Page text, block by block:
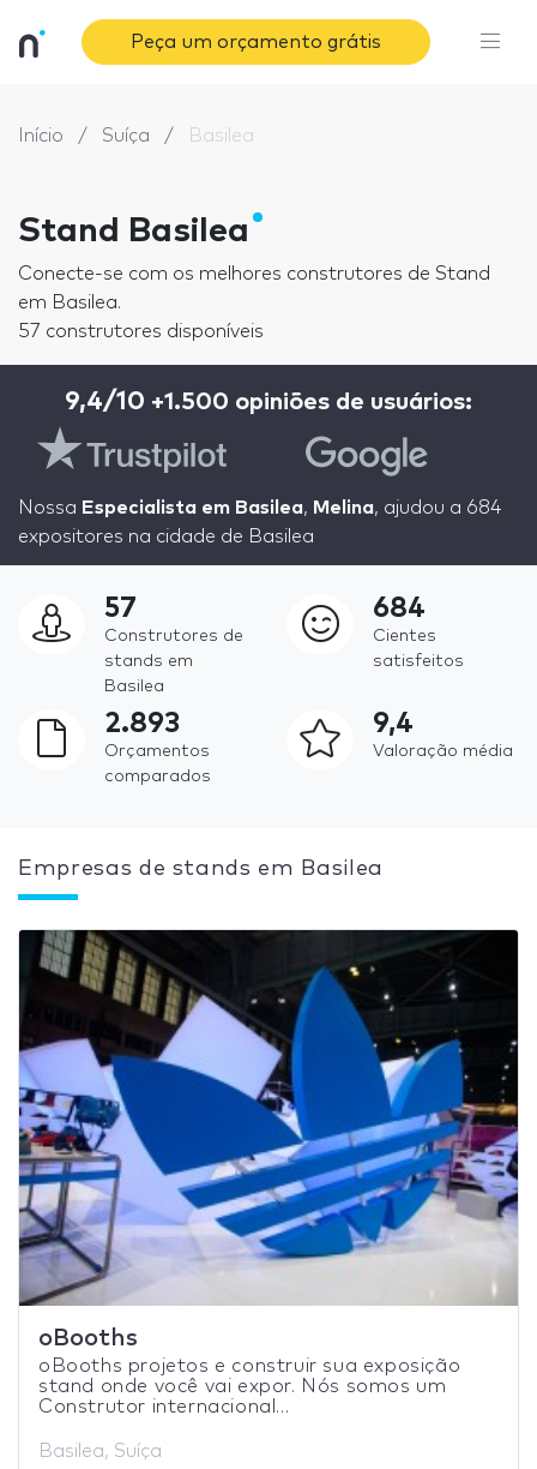
Peça um orçamento grátis
Início Suíça Basilea
Stand Basilea
Conecte-se com os melhores construtores de Stand
em Basilea.
57 construtores disponíveis
9,4/10 +1.500 opiniões de usuários:
Nossa Especialista em Basilea, Melina, ajudou a 684
expositores na cidade de Basilea
57
Construtores de
stands em
Basilea
684
Cientes
satisfeitos
2.893
Orçamentos
comparados
9,4
Valoração média
Empresas de stands em Basilea
oBooths
oBooths projetos e construir sua exposição
stand onde você vai expor. Nós somos um
Construtor internacional...
Basilea, Suíça